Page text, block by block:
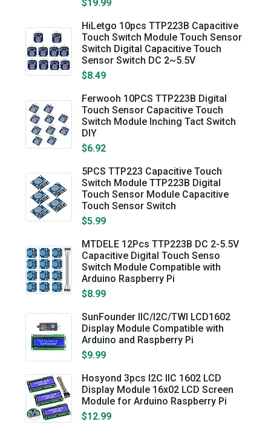
$19.99
HiLetgo 10pcs TTP223B Capacitive
Touch Switch Module Touch Sensor
Switch Digital Capacitive Touch
Sensor Switch DC 2~5.5V
$8.49
Ferwooh 10PCS TTP223B Digital
Touch Sensor Capacitive Touch
Switch Module Inching Tact Switch
DIY
$6.92
5PCS TTP223 Capacitive Touch
Switch Module TTP223B Digital
Touch Sensor Module Capacitive
Touch Sensor Switch
$5.99
MTDELE 12Pcs TTP223B DC 2-5.5V
Capacitive Digital Touch Senso
Switch Module Compatible with
Arduino Raspberry Pi
$8.99
SunFounder IIC/I2C/TWI LCD1602
Display Module Compatible with
Arduino and Raspberry Pi
$9.99
Hosyond 3pcs I2C IIC 1602 LCD
Display Module 16x02 LCD Screen
Module for Arduino Raspberry Pi
$12.99